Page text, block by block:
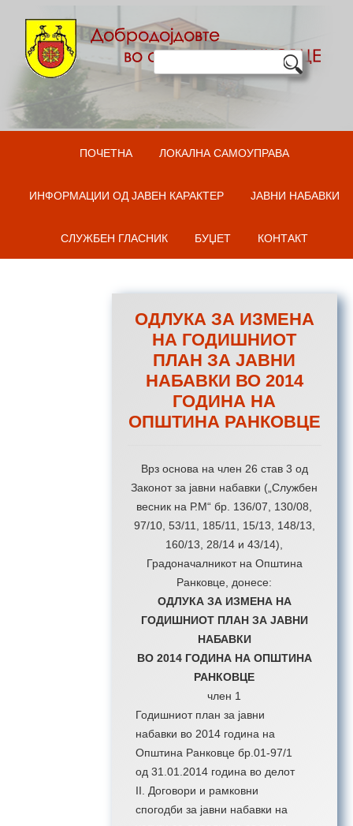
ПОЧЕТНА
ЛОКАЛНА САМОУПРАВА
ИНФОРМАЦИИ ОД ЈАВЕН КАРАКТЕР ЈАВНИ НАБАВКИ
СЛУЖБЕН ГЛАСНИК БУЏЕТ КОНТАКТ
ОДЛУКА ЗА ИЗМЕНА
НА ГОДИШНИОТ
ПЛАН ЗА ЈАВНИ
НАБАВКИ ВО 2014
ГОДИНА НА
ОПШТИНА РАНКОВЦЕ
Врз основа на член 26 став 3 од
Законот за јавни набавки („Службен
весник на Р.М“ бр. 136/07, 130/08,
97/10, 53/11, 185/11, 15/13, 148/13,
160/13, 28/14 и 43/14),
Градоначалникот на Општина
Ранковце, донесе:
ОДЛУКА ЗА ИЗМЕНА НА
ГОДИШНИОТ ПЛАН ЗА ЈАВНИ
НАБАВКИ
ВО 2014 ГОДИНА НА ОПШТИНА
РАНКОВЦЕ
член 1
Годишниот план за јавни
набавки во 2014 година на
Општина Ранковце бр.01-97/1
од 31.01.2014 година во делот
II. Договори и рамковни
спогодби за јавни набавки на